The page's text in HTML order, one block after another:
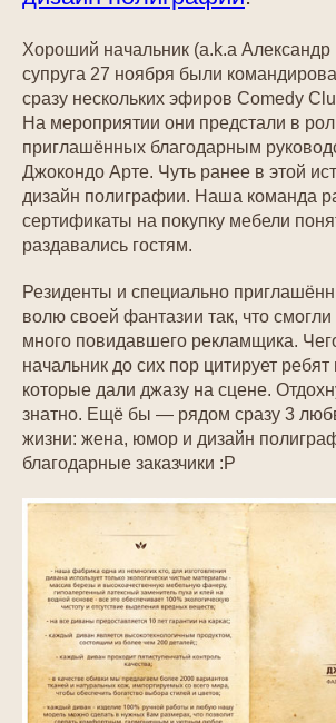
Хороший начальник (a.k.a Александр
супруга 27 ноября были
сразу нескольких эфиров Comedy
На мероприятии они предстали в
приглашённых благодарным
Джокондо Арте. Чуть ранее в этой
дизайн полиграфии. Наша команда
сертификаты на покупку мебели
раздавались гостям.
Резиденты и специально
волю своей фантазии так, что
много повидавшего рекламщика.
начальник до сих пор цитирует
которые дали джазу на сцене.
знатно. Ещё бы — рядом сразу 3
жизни: жена, юмор и дизайн
благодарные заказчики :Р